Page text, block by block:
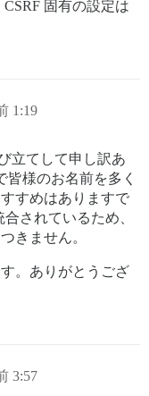
固有の設定は
1:19
立てして申し訳あ
皆様のお名前を多く
すめはありますで
されているため、
きません。
。ありがとうござ
3:57